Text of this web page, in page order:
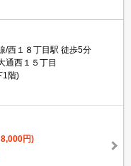
/西１８丁目駅 徒歩5分
通西１５丁目
1階)
円)